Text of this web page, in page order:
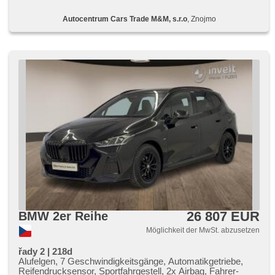
Lichtsensor, Scheibenwischersensor, Lenkrad einstellbar,
Multifunktionslenkrad, Beifahrerairbagdeaktivierung, hands
Klappspiegel, El. Spiegel, samostmívací zrcátka,
Wegfahrsperre, Zentralverriegelung mit Funkfernbedienung,
Zentralverriegelung, isofix, Lederpolsterung, beheizte Sitze,
höheneinstellbare Sitze, Positionssitze, Reifendrucksensor,
Abnutzungssensor des Bremsbelages, Vorderlichter LED,
Heck LED Leuchte, Nebelscheinwerfer, USB, Autoradio,
digitální příjem rádia (DAB), Außenthermometer, zadní
loketní opěrka, Innenthermometer, Getönte Scheiben,
digitální přístrojová deska
Autocentrum Cars Trade M&M, s.r.o, Znojmo
BMW 2er Reihe 26 807 EUR
Möglichkeit der MwSt. abzusetzen
řady 2 | 218d
Alufelgen, 7 Geschwindigkeitsgänge, Automatikgetriebe,
Reifendrucksensor, Sportfahrgestell, 2x Airbag, Fahrer-